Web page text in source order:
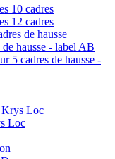
10 cadres
12 cadres
de hausse
hausse - label AB
5 cadres de hausse -
Krys Loc
Loc